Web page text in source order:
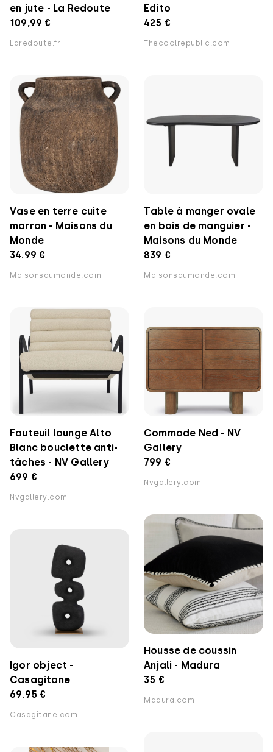
en jute - La Redoute
109,99 €
Laredoute.fr
Edito
425 €
Thecoolrepublic.com
Vase en terre cuite
marron - Maisons du
Monde
34.99 €
Maisonsdumonde.com
Table à manger ovale
en bois de manguier -
Maisons du Monde
839 €
Maisonsdumonde.com
Fauteuil lounge Alto
Blanc bouclette anti-
tâches - NV Gallery
699 €
Nvgallery.com
Commode Ned - NV
Gallery
799 €
Nvgallery.com
Housse de coussin
Anjali - Madura
35 €
Madura.com
Igor object -
Casagitane
69.95 €
Casagitane.com